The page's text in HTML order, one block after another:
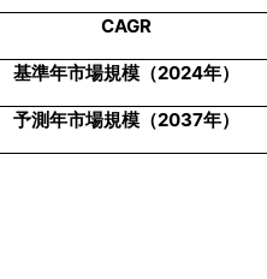
CAGR
基準年市場規模（2024年）
予測年市場規模（2037年）